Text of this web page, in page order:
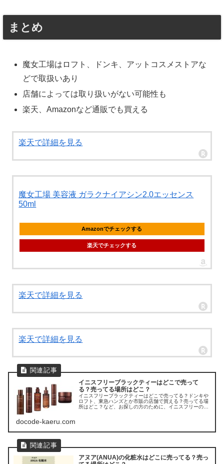
まとめ
魔女工場はロフト、ドンキ、アットコスメストアな
どで取扱いあり
店舗によっては取り扱いがない可能性も
楽天、Amazonなど通販でも買える
楽天で詳細を見る
魔女工場 美容液 ガラクナイアシン2.0エッセンス
50ml
Amazonでチェックする
楽天でチェックする
楽天で詳細を見る
楽天で詳細を見る
イニスフリーブラックティーはどこで売って
る？売ってる場所はどこ？
イニスフリーブラックティーはどこで売ってる？ドンキや
ロフト、東急ハンズとか市販の店舗で買える？売ってる場
所はどこ？など、お探しの方のために、イニスフリーのブ
docode-kaeru.com
アヌア(ANUA)の化粧水はどこに売ってる？売っ